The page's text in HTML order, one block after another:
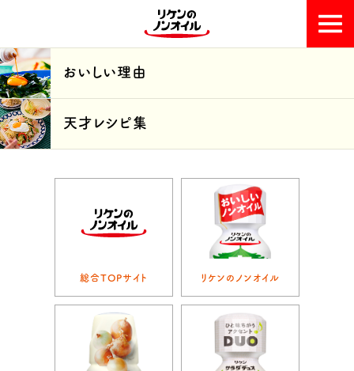
おいしい理由
天才レシピ集
おいしい理由
天才レシピ集
総合TOPサイト リケンのノンオイル